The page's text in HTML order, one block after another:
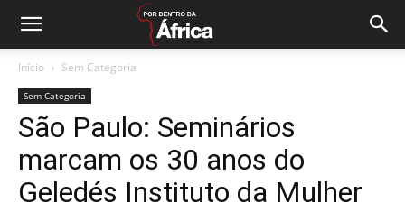
Início Sem Categoria
Sem Categoria
São Paulo: Seminários
marcam os 30 anos do
Geledés Instituto da Mulher